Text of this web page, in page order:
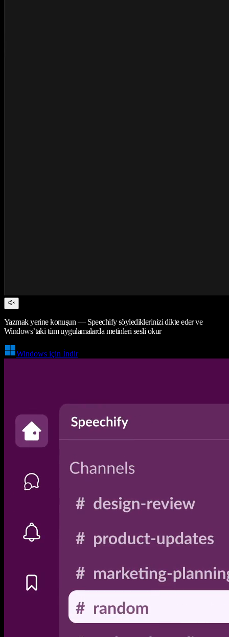
Yazmak yerine konuşun — Speechify söylediklerinizi dikte eder ve
Windows’taki tüm uygulamalarda metinleri sesli okur
Windows için İndir